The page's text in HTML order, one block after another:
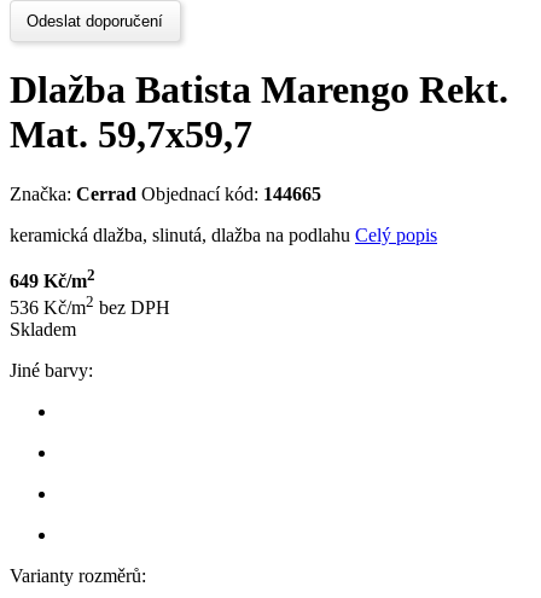
Odeslat doporučení
Dlažba Batista Marengo Rekt.
Mat. 59,7x59,7
Značka: Cerrad Objednací kód: 144665
keramická dlažba, slinutá, dlažba na podlahu Celý popis
649 Kč/m2
536 Kč/m2 bez DPH
Skladem
Jiné barvy:
Varianty rozměrů: